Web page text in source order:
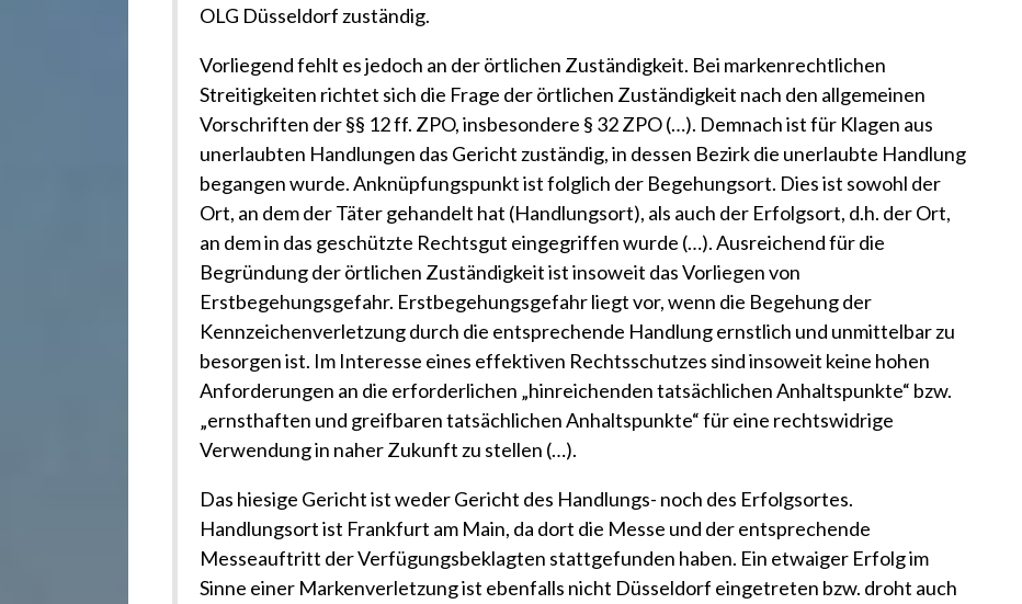
OLG Düsseldorf zuständig.
Vorliegend fehlt es jedoch an der örtlichen Zuständigkeit. Bei markenrechtlichen
Streitigkeiten richtet sich die Frage der örtlichen Zuständigkeit nach den allgemeinen
Vorschriften der §§ 12 ff. ZPO, insbesondere § 32 ZPO (…). Demnach ist für Klagen aus
unerlaubten Handlungen das Gericht zuständig, in dessen Bezirk die unerlaubte Handlung
begangen wurde. Anknüpfungspunkt ist folglich der Begehungsort. Dies ist sowohl der
Ort, an dem der Täter gehandelt hat (Handlungsort), als auch der Erfolgsort, d.h. der Ort,
an dem in das geschützte Rechtsgut eingegriffen wurde (…). Ausreichend für die
Begründung der örtlichen Zuständigkeit ist insoweit das Vorliegen von
Erstbegehungsgefahr. Erstbegehungsgefahr liegt vor, wenn die Begehung der
Kennzeichenverletzung durch die entsprechende Handlung ernstlich und unmittelbar zu
besorgen ist. Im Interesse eines effektiven Rechtsschutzes sind insoweit keine hohen
Anforderungen an die erforderlichen „hinreichenden tatsächlichen Anhaltspunkte“ bzw.
„ernsthaften und greifbaren tatsächlichen Anhaltspunkte“ für eine rechtswidrige
Verwendung in naher Zukunft zu stellen (…).
Das hiesige Gericht ist weder Gericht des Handlungs- noch des Erfolgsortes.
Handlungsort ist Frankfurt am Main, da dort die Messe und der entsprechende
Messeauftritt der Verfügungsbeklagten stattgefunden haben. Ein etwaiger Erfolg im
Sinne einer Markenverletzung ist ebenfalls nicht Düsseldorf eingetreten bzw. droht auch